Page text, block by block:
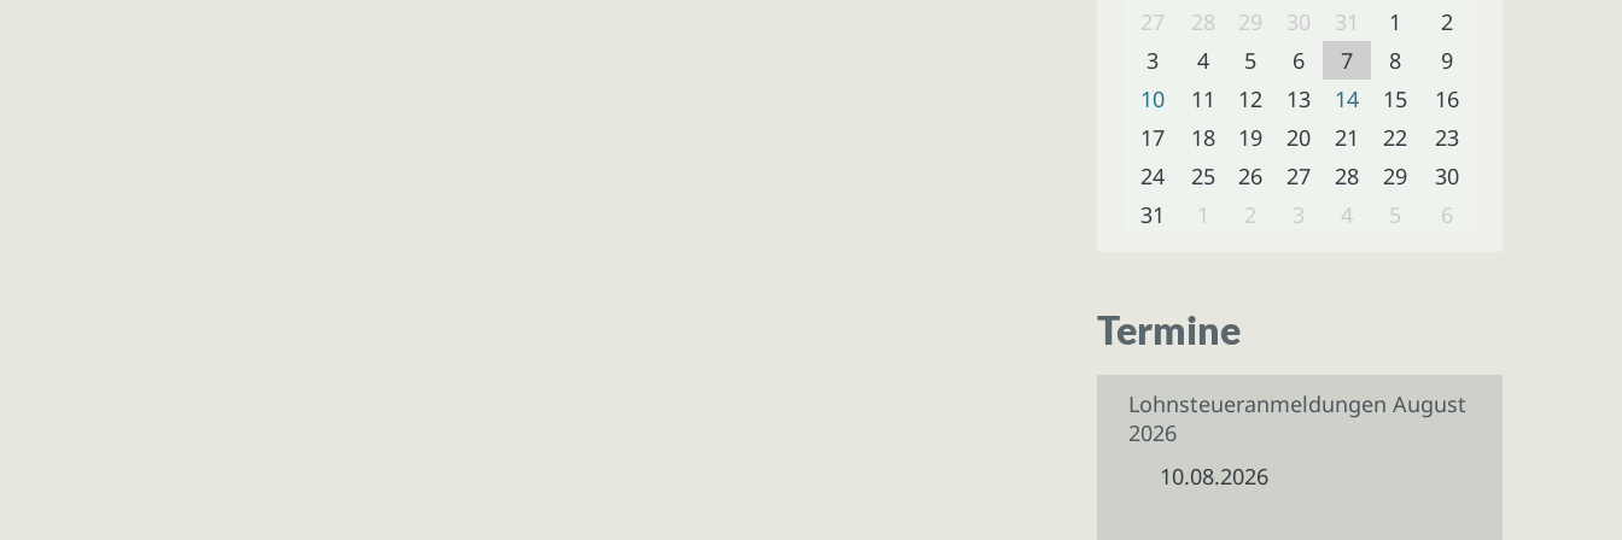
27
28 29 30 31 1
2
3
4 5 6 7 8
9
10
11 12 13 14 15
16
17
18 19 20 21 22
23
24
25 26 27 28 29
30
31
1 2 3 4 5 6
Termine
Lohnsteueranmeldungen August
2026
10.08.2026